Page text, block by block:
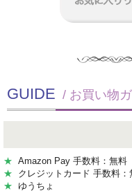
GUIDE / お買い物
★ Amazon Pay 手数料：無料
★ クレジットカード 手数料：
★ ゆうちょ